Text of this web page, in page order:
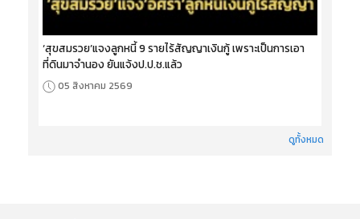
‘สุขสมรวย’แจงลูกหนี้ 9 รายไร้สัญญาเงินกู้ เพราะเป็นการเอา
ที่ดินมาจำนอง ยันแจ้งป.ป.ช.แล้ว
05 สิงหาคม 2569
ดูทั้งหมด